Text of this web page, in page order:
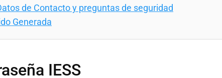
de Contacto y preguntas de seguridad
Generada
IESS